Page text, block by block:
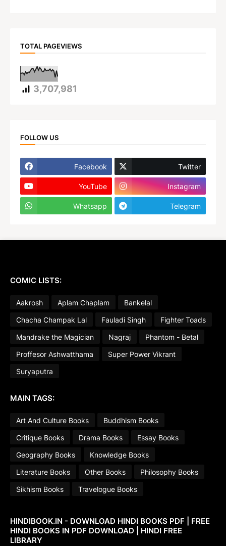
TOTAL PAGEVIEWS
3,707,981
FOLLOW US
Facebook Twitter
YouTube Instagram
Whatsapp Telegram
COMIC LISTS:
Aakrosh Aplam Chaplam
Bankelal
Chacha Champak Lal
Fauladi Singh
Fighter Toads
Mandrake the Magician
Nagraj
Phantom - Betal
Proffesor Ashwatthama
Super Power Vikrant
Suryaputra
MAIN TAGS:
Art And Culture Books
Buddhism Books
Critique Books
Drama Books
Essay Books
Geography Books
Knowledge Books
Literature Books
Other Books
Philosophy Books
Sikhism Books
Travelogue Books
HINDIBOOK.IN - DOWNLOAD HINDI BOOKS PDF | FREE
HINDI BOOKS IN PDF DOWNLOAD | HINDI FREE
LIBRARY